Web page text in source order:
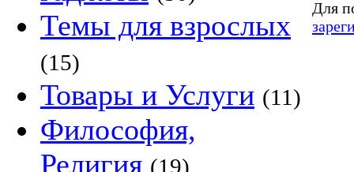
Темы для взрослых
(15)
Товары и Услуги (11)
Философия,
Религия (19)
Для